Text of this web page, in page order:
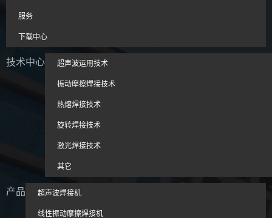
服务
下载中心
技术中心 超声波运用技术
振动摩擦焊接技术
热熔焊接技术
旋转焊接技术
激光焊接技术
其它
产品 超声波焊接机
线性振动摩擦焊接机